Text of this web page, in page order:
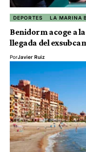
DEPORTES LA MARINA
Benidorm acoge a
llegada del
PorJavier Ruiz